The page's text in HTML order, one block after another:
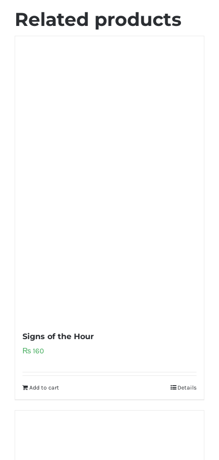
Related products
Signs of the Hour
₨ 160
Add to cart Details